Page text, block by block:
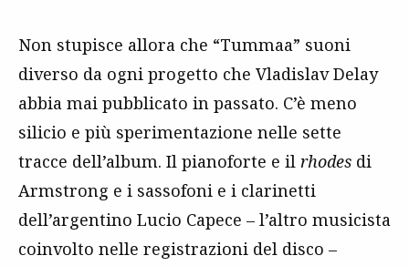
Non stupisce allora che “Tummaa” suoni
diverso da ogni progetto che Vladislav Delay
abbia mai pubblicato in passato. C’è meno
silicio e più sperimentazione nelle sette
tracce dell’album. Il pianoforte e il rhodes di
Armstrong e i sassofoni e i clarinetti
dell’argentino Lucio Capece – l’altro musicista
coinvolto nelle registrazioni del disco –